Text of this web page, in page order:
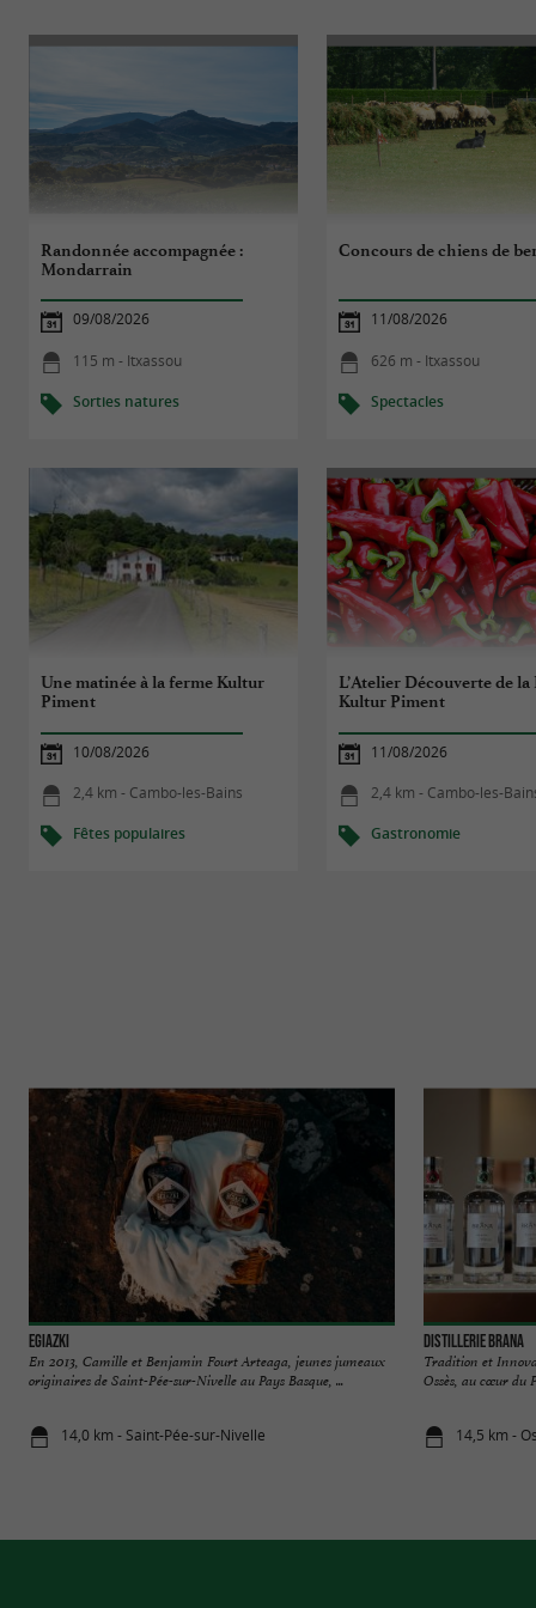
Randonnée accompagnée :
Mondarrain
09/08/2026
115 m - Itxassou
Sorties natures
Concours de chiens de
11/08/2026
626 m - Itxassou
Spectacles
Une matinée à la ferme Kultur
Piment
10/08/2026
2,4 km - Cambo-les-Bains
Fêtes populaires
L’Atelier Découverte de la
Kultur Piment
11/08/2026
2,4 km - Cambo-les-
Gastronomie
Egiazki
En 2013, Camille et Benjamin Fourt Arteaga, jeunes jumeaux
originaires de Saint-Pée-sur-Nivelle au Pays Basque, ...
14,0 km - Saint-Pée-sur-Nivelle
Distillerie Brana
Tradition et
Ossès, au cœur du
14,5 km -